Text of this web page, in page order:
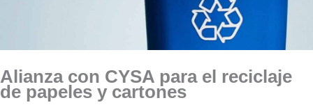
Alianza con CYSA para el reciclaje
de papeles y cartones